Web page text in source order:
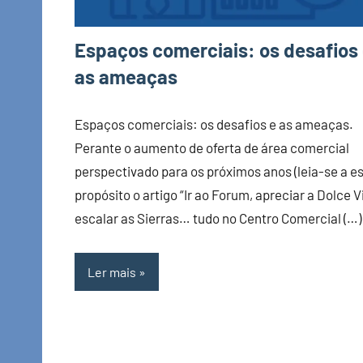
Espaços comerciais: os desafios
as ameaças
Espaços comerciais: os desafios e as ameaças.
Perante o aumento de oferta de área comercial
perspectivado para os próximos anos (leia-se a
propósito o artigo “Ir ao Forum, apreciar a Dolce
escalar as Sierras… tudo no Centro Comercial (…)
Ler mais